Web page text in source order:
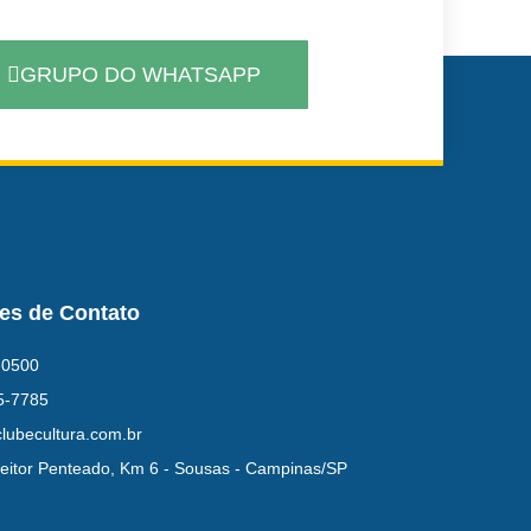
GRUPO DO WHATSAPP
de Contato
7785
Penteado, Km 6 - Sousas - Campinas/SP